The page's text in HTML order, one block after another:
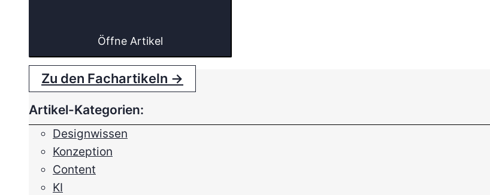
Öffne Artikel
Zu den Fachartikeln →
Artikel-Kategorien:
Designwissen
Konzeption
Content
KI